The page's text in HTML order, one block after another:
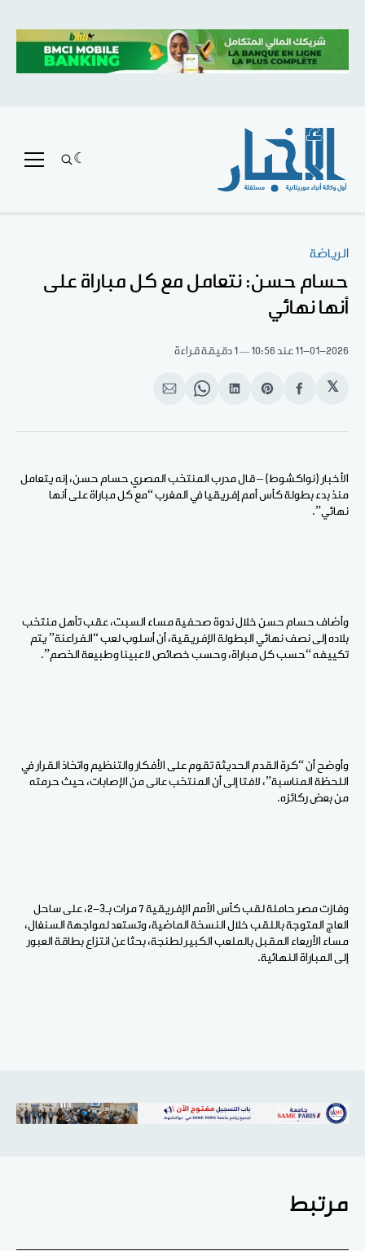
الرياضة
حسام حسن: نتعامل مع كل مباراة على
أنها نهائي
11-01-2026 عند 10:56 1 دقيقة قراءة
𝕏
انشر
الفيسبوك
Share
Pinterest
انشر
لينكد
Share
WhatsApp
انشر
الإيميل
الأخبار (نواكشوط) – قال مدرب المنتخب المصري حسام حسن، إنه يتعامل
منذ بدء بطولة كأس أمم إفريقيا في المغرب “مع كل مباراة على أنها
نهائي”.
وأضاف حسام حسن خلال ندوة صحفية مساء السبت، عقب تأهل منتخب
بلاده إلى نصف نهائي البطولة الإفريقية، أن أسلوب لعب “الفراعنة” يتم
تكييفه “حسب كل مباراة، وحسب خصائص لاعبينا وطبيعة الخصم”.
وأوضح أن “كرة القدم الحديثة تقوم على الأفكار والتنظيم واتخاذ القرار في
اللحظة المناسبة”، لافتا إلى أن المنتخب عانى من الإصابات، حيث حرمته
من بعض ركائزه.
وفازت مصر حاملة لقب كأس الأمم الإفريقية 7 مرات بـ3-2، على ساحل
العاج المتوجة باللقب خلال النسخة الماضية، وتستعد لمواجهة السنغال،
مساء الأربعاء المقبل بالملعب الكبير لطنجة، بحثا عن انتزاع بطاقة العبور
إلى المباراة النهائية.
مرتبط